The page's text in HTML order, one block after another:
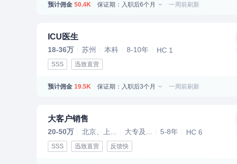
预计佣金 50.4K 保证期：入职后6个月 一周前刷新
ICU医生
18-36万 苏州 本科 8-10年 HC 1
SSS 迅致直营
预计佣金 19.5K 保证期：入职后3个月 一周前刷新
大客户销售
20-50万 北京、上... 大专及... 5-8年 HC 6
SSS 迅致直营 反馈快